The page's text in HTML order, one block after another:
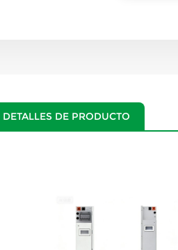
DETALLES DE PRODUCTO